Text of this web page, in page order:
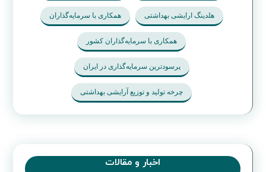
هلدینگ ارایشی بهداشتی همکاری با سرمایه‌گذاران
همکاری با سرمایه‌گذاران کشور
پرسودترین سرمایه‌گذاری در ایران
چرخه تولید و توزیع آرایشی بهداشتی
اخبار و مقالات